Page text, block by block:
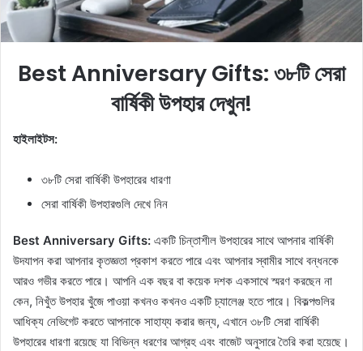
l
Best Anniversary Gifts: ৩৮টি সেরা
বার্ষিকী উপহার দেখুন!
হাইলাইটস:
৩৮টি সেরা বার্ষিকী উপহারের ধারণা
সেরা বার্ষিকী উপহারগুলি দেখে নিন
Best Anniversary Gifts: একটি চিন্তাশীল উপহারের সাথে আপনার বার্ষিকী
উদযাপন করা আপনার কৃতজ্ঞতা প্রকাশ করতে পারে এবং আপনার স্বামীর সাথে বন্ধনকে
আরও গভীর করতে পারে। আপনি এক বছর বা কয়েক দশক একসাথে স্মরণ করছেন না
কেন, নিখুঁত উপহার খুঁজে পাওয়া কখনও কখনও একটি চ্যালেঞ্জ হতে পারে। বিকল্পগুলির
আধিক্য নেভিগেট করতে আপনাকে সাহায্য করার জন্য, এখানে ৩৮টি সেরা বার্ষিকী
উপহারের ধারণা রয়েছে যা বিভিন্ন ধরণের আগ্রহ এবং বাজেট অনুসারে তৈরি করা হয়েছে।